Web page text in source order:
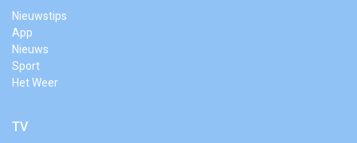
Nieuwstips
App
Nieuws
Sport
Het Weer
TV